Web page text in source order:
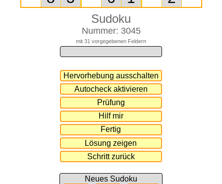
Sudoku
Nummer: 3045
mit 31 vorgegebenen Feldern
Neues Sudoku